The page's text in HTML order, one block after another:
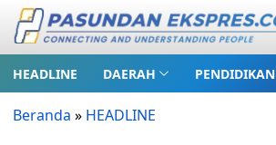
HEADLINE DAERAH PENDIDIKAN
Beranda » HEADLINE